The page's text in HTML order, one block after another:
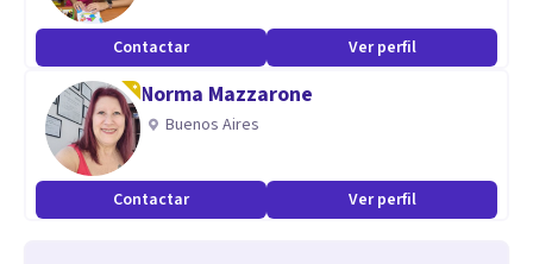
Contactar Ver perfil
Norma Mazzarone
Buenos Aires
Contactar Ver perfil